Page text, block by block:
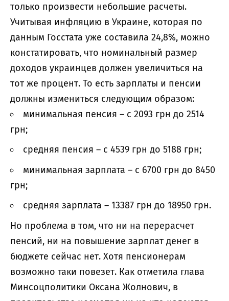
только произвести небольшие расчеты.
Учитывая инфляцию в Украине, которая по
данным Госстата уже составила 24,8%, можно
констатировать, что номинальный размер
доходов украинцев должен увеличиться на
тот же процент. То есть зарплаты и пенсии
должны измениться следующим образом:
минимальная пенсия – с 2093 грн до 2514
грн;
средняя пенсия – с 4539 грн до 5188 грн;
минимальная зарплата – с 6700 грн до 8450
грн;
средняя зарплата – 13387 грн до 18950 грн.
Но проблема в том, что ни на перерасчет
пенсий, ни на повышение зарплат денег в
бюджете сейчас нет. Хотя пенсионерам
возможно таки повезет. Как отметила глава
Минсоцполитики Оксана Жолнович, в